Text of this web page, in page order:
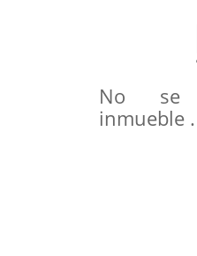
No se
inmueble .